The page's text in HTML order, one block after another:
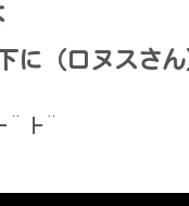
に（ロヌスさん